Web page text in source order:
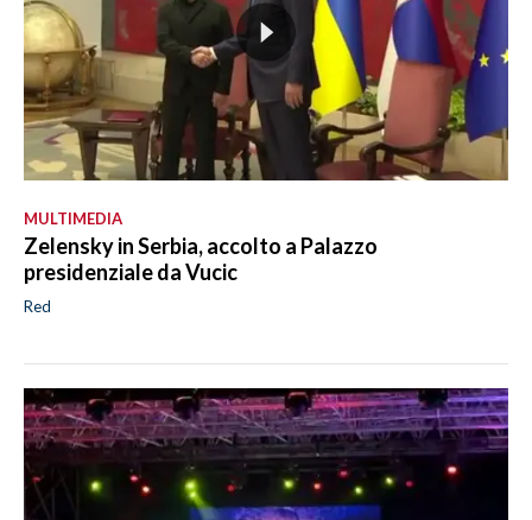
MULTIMEDIA
Zelensky in Serbia, accolto a Palazzo
presidenziale da Vucic
Red